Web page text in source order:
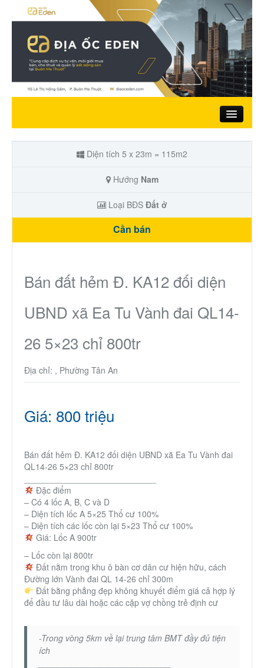
Trang chủ
Đất ở
Nhà phố
Biệt thự
Chung cư
Trang trại – Kho – Xưởng
Thành Phố Cà Phê
Nhà đất cho thuê
Thành Phố Cà Phê
Ecocity Premia
Diện tích 5 x 23m = 115m2
Hướng Nam
Loại BĐS Đất ở
Cần bán
Bán đất hẻm Đ. KA12 đối diện
UBND xã Ea Tu Vành đai QL14-
26 5×23 chỉ 800tr
Địa chỉ: , Phường Tân An
Giá: 800 triệu
Bán đất hẻm Đ. KA12 đối diện UBND xã Ea Tu Vành đai
QL14-26 5×23 chỉ 800tr
Đặc điểm
– Có 4 lốc A, B, C và D
– Diện tích lốc A 5×25 Thổ cư 100%
– Diện tích các lốc còn lại 5×23 Thổ cư 100%
Giá: Lốc A 900tr
– Lốc còn lại 800tr
Đất nằm trong khu ô bàn cơ dân cư hiện hữu, cách
Đường lớn Vành đai QL 14-26 chỉ 300m
Đất bằng phẳng đẹp không khuyết điểm giá cả hợp lý
để đầu tư lâu dài hoặc các cặp vợ chồng trẻ định cư
-Trong vòng 5km về lại trung tâm BMT đầy đủ tiện
ích